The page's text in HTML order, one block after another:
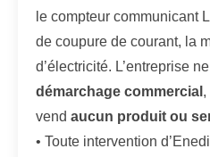
le compteur communicant
de coupure de courant, la
d’électricité. L’entreprise
démarchage commercial ,
vend aucun produit ou
• Toute intervention